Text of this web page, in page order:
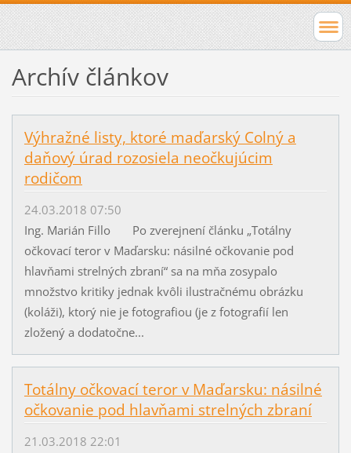
Archív článkov
Výhražné listy, ktoré maďarský Colný a
daňový úrad rozosiela neočkujúcim
rodičom
24.03.2018 07:50
Ing. Marián Fillo Po zverejnení článku „Totálny
očkovací teror v Maďarsku: násilné očkovanie pod
hlavňami strelných zbraní“ sa na mňa zosypalo
množstvo kritiky jednak kvôli ilustračnému obrázku
(koláži), ktorý nie je fotografiou (je z fotografií len
zložený a dodatočne...
Totálny očkovací teror v Maďarsku: násilné
očkovanie pod hlavňami strelných zbraní
21.03.2018 22:01